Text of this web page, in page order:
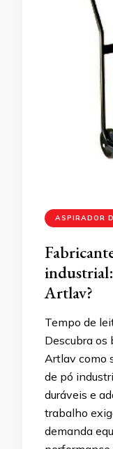
ASPIRADOR
Artlav?
Tempo de
Descubra os
Artlav como
de pó
duráveis e
trabalho
demanda